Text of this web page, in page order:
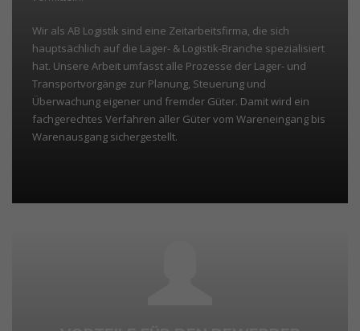
Wir als AB Logistik sind eine Zeitarbeitsfirma, die sich
hauptsächlich auf die Lager- & Logistik-Branche spezialisiert
hat. Unsere Arbeit umfasst alle Prozesse der Lager- und
Transportvorgänge zur Planung, Steuerung und
Überwachung eigener und fremder Güter. Damit wird ein
fachgerechtes Verfahren aller Güter vom Wareneingang bis
Warenausgang sichergestellt.